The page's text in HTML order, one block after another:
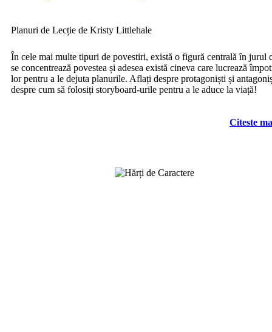
Planuri de Lecție de Kristy Littlehale
În cele mai multe tipuri de povestiri, există o figură centrală în jurul
se concentrează povestea și adesea există cineva care lucrează
lor pentru a le dejuta planurile. Aflați despre protagoniști și
despre cum să folosiți storyboard-urile pentru a le aduce la viață!
Citeste